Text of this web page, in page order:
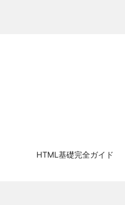
HTML基礎完全ガイド